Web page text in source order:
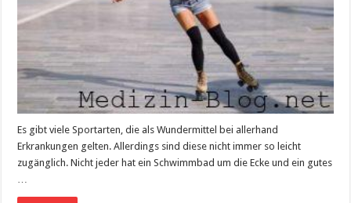
Es gibt viele Sportarten, die als Wundermittel bei allerhand
Erkrankungen gelten. Allerdings sind diese nicht immer so leicht
zugänglich. Nicht jeder hat ein Schwimmbad um die Ecke und ein gutes